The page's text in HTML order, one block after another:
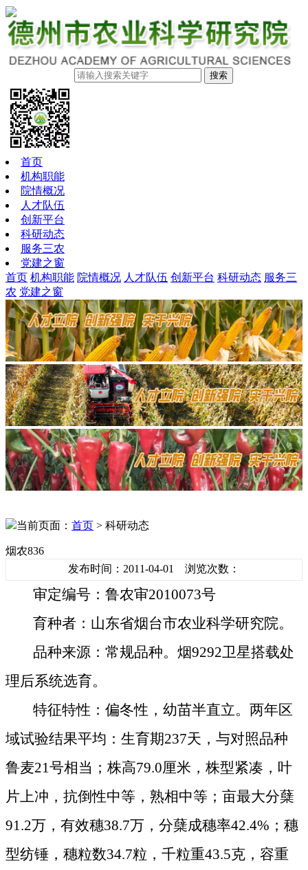
搜索
首页
机构职能
院情概况
人才队伍
创新平台
科研动态
服务三农
党建之窗
首页 机构职能 院情概况 人才队伍 创新平台 科研动态 服务三
农 党建之窗
当前页面： 首页 > 科研动态
烟农836
发布时间：2011-04-01 浏览次数：
审定编号：鲁农审2010073号
育种者：山东省烟台市农业科学研究院。
品种来源：常规品种。烟9292卫星搭载处
理后系统选育。
特征特性：偏冬性，幼苗半直立。两年区
域试验结果平均：生育期237天，与对照品种
鲁麦21号相当；株高79.0厘米 ，株型紧凑，叶
片上冲，抗倒性中等，熟相中等；亩最大分蘖
91.2万，有效穗38.7万，分蘖成穗率42.4% ；穗
型纺锤，穗粒数34.7粒，千粒重43.5克 ，容重